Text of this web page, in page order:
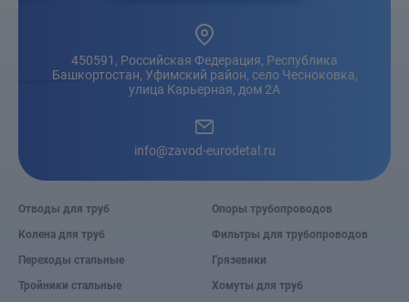
450591, Российская Федерация, Республика
Башкортостан, Уфимский район, село Чесноковка,
улица Карьерная, дом 2А
info@zavod-eurodetal.ru
Отводы для труб
Колена для труб
Переходы стальные
Тройники стальные
Опоры трубопроводов
Фильтры для трубопроводов
Грязевики
Хомуты для труб